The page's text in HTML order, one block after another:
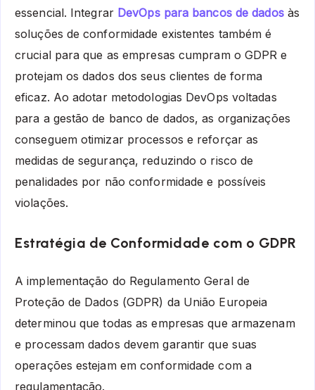
essencial. Integrar DevOps para bancos de dadosàs
soluções de conformidade existentes também é
crucial para que as empresas cumpram o GDPR e
protejam os dados dos seus clientes de forma
eficaz. Ao adotar metodologias DevOps voltadas
para a gestão de banco de dados, as organizações
conseguem otimizar processos e reforçar as
medidas de segurança, reduzindo o risco de
penalidades por não conformidade e possíveis
violações.
Estratégia de Conformidade com o GDPR
A implementação do Regulamento Geral de
Proteção de Dados (GDPR) da União Europeia
determinou que todas as empresas que armazenam
e processam dados devem garantir que suas
operações estejam em conformidade com a
regulamentação.